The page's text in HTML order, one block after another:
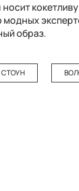
образ.